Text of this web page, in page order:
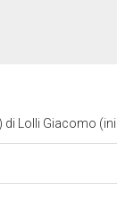
Lolli Giacomo